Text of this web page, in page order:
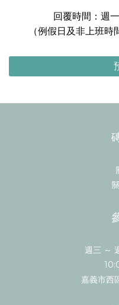
回覆時間：週
（例假日及非上班時
週三 ～
嘉義市西